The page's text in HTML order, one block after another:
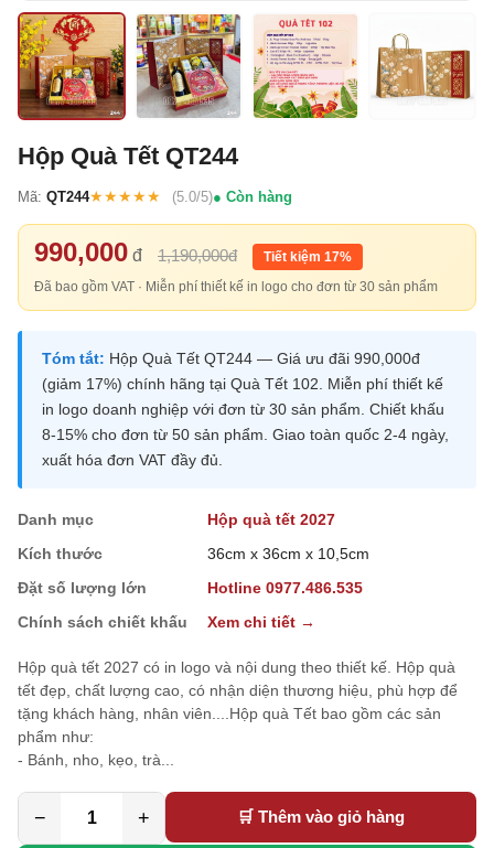
Hộp Quà Tết QT244
Mã: QT244★★★★★ (5.0/5) Còn hàng
990,000 đ 1,190,000đ
Tiết kiệm 17%
Đã bao gồm VAT · Miễn phí thiết kế in logo cho đơn từ 30 sản phẩm
Tóm tắt: Hộp Quà Tết QT244 — Giá ưu đãi 990,000đ
(giảm 17%) chính hãng tại Quà Tết 102. Miễn phí thiết kế
in logo doanh nghiệp với đơn từ 30 sản phẩm. Chiết khấu
8-15% cho đơn từ 50 sản phẩm. Giao toàn quốc 2-4 ngày,
xuất hóa đơn VAT đầy đủ.
Danh mục
Hộp quà tết 2027
Kích thước
36cm x 36cm x 10,5cm
Đặt số lượng lớn
Hotline 0977.486.535
Chính sách chiết khấu
Xem chi tiết →
Hộp quà tết 2027 có in logo và nội dung theo thiết kế. Hộp quà
tết đẹp, chất lượng cao, có nhận diện thương hiệu, phù hợp để
tặng khách hàng, nhân viên....Hộp quà Tết bao gồm các sản
phẩm như:
- Bánh, nho, kẹo, trà...
− + 🛒 Thêm vào giỏ hàng